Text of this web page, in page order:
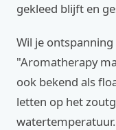
gekleed blijft en
Wil je
"Aromatherapy
ook bekend als
letten op het